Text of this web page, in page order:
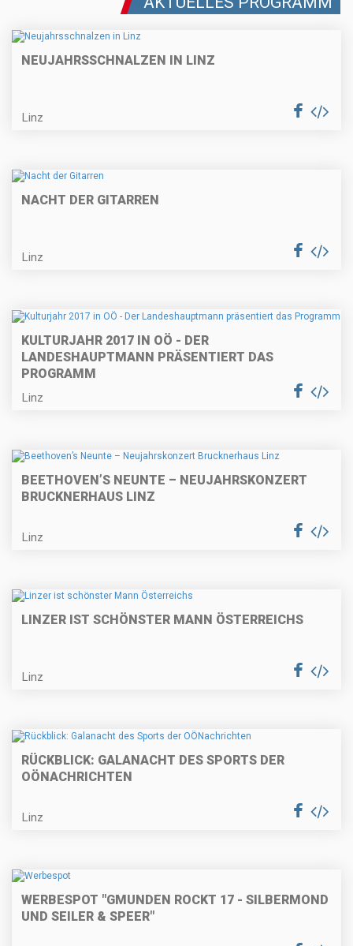
NEUJAHRSSCHNALZEN IN LINZ
Linz
NACHT DER GITARREN
Linz
KULTURJAHR 2017 IN OÖ - DER
LANDESHAUPTMANN PRÄSENTIERT DAS
PROGRAMM
Linz
BEETHOVEN’S NEUNTE – NEUJAHRSKONZERT
BRUCKNERHAUS LINZ
Linz
LINZER IST SCHÖNSTER MANN ÖSTERREICHS
Linz
RÜCKBLICK: GALANACHT DES SPORTS DER
OÖNACHRICHTEN
Linz
WERBESPOT "GMUNDEN ROCKT 17 - SILBERMOND
UND SEILER & SPEER"